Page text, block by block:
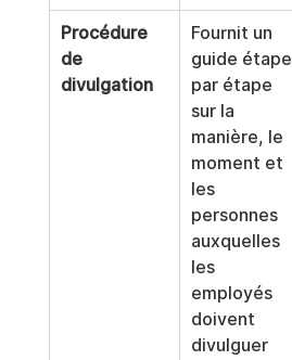
Procédure
de
divulgation
Fournit un
guide étape
par étape
sur la
manière, le
moment et
les
personnes
auxquelles
les
employés
doivent
divulguer